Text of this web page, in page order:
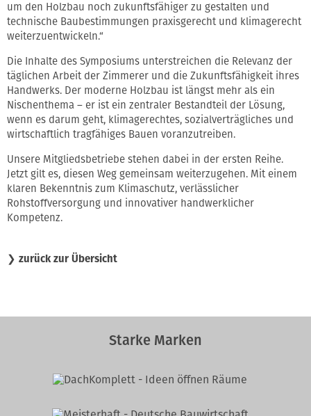
um den Holzbau noch zukunftsfähiger zu gestalten und
technische Baubestimmungen praxisgerecht und klimagerecht
weiterzuentwickeln.“
Die Inhalte des Symposiums unterstreichen die Relevanz der
täglichen Arbeit der Zimmerer und die Zukunftsfähigkeit ihres
Handwerks. Der moderne Holzbau ist längst mehr als ein
Nischenthema – er ist ein zentraler Bestandteil der Lösung,
wenn es darum geht, klimagerechtes, sozialverträgliches und
wirtschaftlich tragfähiges Bauen voranzutreiben.
Unsere Mitgliedsbetriebe stehen dabei in der ersten Reihe.
Jetzt gilt es, diesen Weg gemeinsam weiterzugehen. Mit einem
klaren Bekenntnis zum Klimaschutz, verlässlicher
Rohstoffversorgung und innovativer handwerklicher
Kompetenz.
❯ zurück zur Übersicht
Starke Marken